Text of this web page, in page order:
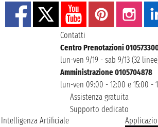
Contatti
Centro Prenotazioni
lun-ven 9/19 - sab 9/13 (32
Amministrazione 0105704878
lun-ven 09:00 - 12:00 e 15:00 -
Assistenza gratuita
Supporto dedicato
Intelligenza Artificiale